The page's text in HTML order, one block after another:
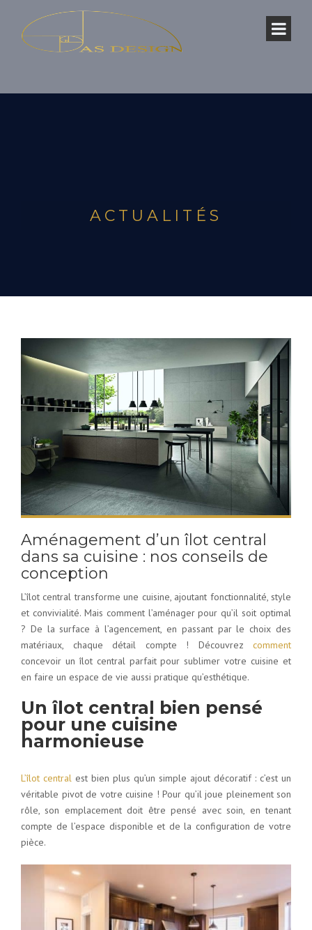
ACTUALITÉS
Aménagement d’un îlot central
dans sa cuisine : nos conseils de
conception
L’îlot central transforme une cuisine, ajoutant fonctionnalité, style
et convivialité. Mais comment l’aménager pour qu’il soit optimal
? De la surface à l’agencement, en passant par le choix des
matériaux, chaque détail compte ! Découvrez comment
concevoir un îlot central parfait pour sublimer votre cuisine et
en faire un espace de vie aussi pratique qu’esthétique.
Un îlot central bien pensé
pour une cuisine
harmonieuse
L’îlot central est bien plus qu’un simple ajout décoratif : c’est un
véritable pivot de votre cuisine ! Pour qu’il joue pleinement son
rôle, son emplacement doit être pensé avec soin, en tenant
compte de l’espace disponible et de la configuration de votre
pièce.